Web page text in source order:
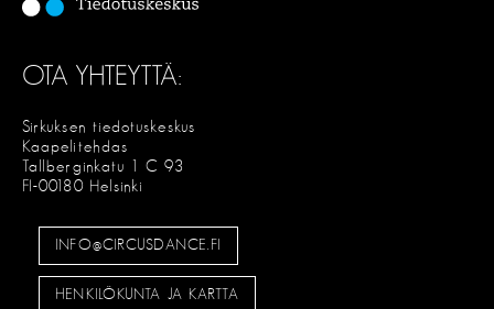
OTA YHTEYTTÄ:
Sirkuksen tiedotuskeskus
Kaapelitehdas
Tallberginkatu 1 C 93
FI-00180 Helsinki
INFO@CIRCUSDANCE.FI
HENKILÖKUNTA JA KARTTA